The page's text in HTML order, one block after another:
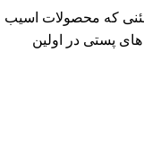
که محصولات اسیب
پستی در اولین